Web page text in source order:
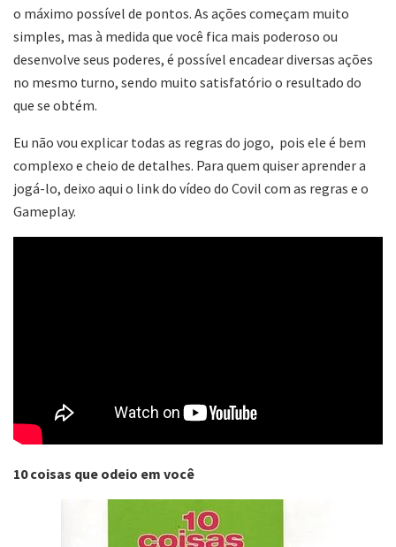
o máximo possível de pontos. As ações começam muito
simples, mas à medida que você fica mais poderoso ou
desenvolve seus poderes, é possível encadear diversas ações
no mesmo turno, sendo muito satisfatório o resultado do
que se obtém.
Eu não vou explicar todas as regras do jogo, pois ele é bem
complexo e cheio de detalhes. Para quem quiser aprender a
jogá-lo, deixo aqui o link do vídeo do Covil com as regras e o
Gameplay.
10 coisas que odeio em você